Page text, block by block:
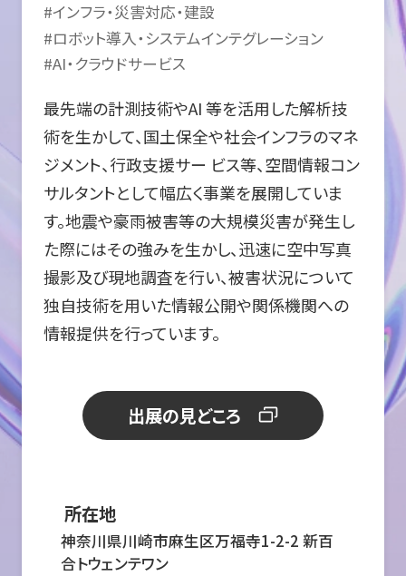
#インフラ・災害対応・建設
#ロボット導入・システムインテグレーション
#AI・クラウドサービス
最先端の計測技術やAI 等を活用した解析技
術を生かして、国土保全や社会インフラのマネ
ジメント、行政支援サー ビス等、空間情報コン
サルタントとして幅広く事業を展開していま
す。地震や豪雨被害等の大規模災害が発生し
た際にはその強みを生かし、迅速に空中写真
撮影及び現地調査を行い、被害状況について
独自技術を用いた情報公開や関係機関への
情報提供を行っています。
出展の見どころ
所在地
神奈川県川崎市麻生区万福寺1-2-2 新百
合トウェンテワン